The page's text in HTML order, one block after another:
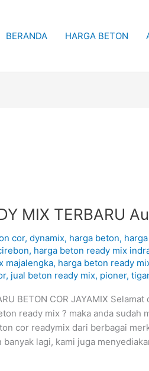
BERANDA HARGA BETON
MIX TERBARU
cor, dynamix, harga beton,
, harga beton ready mix
majalengka, harga beton ready
, jual beton ready mix, pioner,
BETON COR JAYAMIX
ready mix ? maka anda sudah
cor readymix dari berbagai
lagi, kami juga